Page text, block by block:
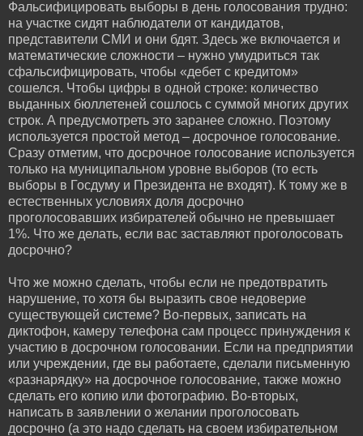
Фальсифицировать выборы в день голосования трудно:
на участке сидят наблюдатели от кандидатов,
представители СМИ и они бдят. Здесь же включается и
математические сложности – нужно умудриться так
сфальсифицировать, чтобы «дебет с кредитом»
сошелся. Чтобы цифры в одной строке: количество
выданных бюллетеней сошлось с суммой многих других
строк. А предусмотреть это заранее сложно. Поэтому
используется простой метод – досрочное голосование.
Сразу отметим, что досрочное голосование используется
только на муниципальном уровне выборов (то есть
выборы в Госдуму и Президента не входят). К тому же в
естественных условиях доля досрочно
проголосовавших избирателей обычно не превышает
1%. Что же делать, если вас заставляют проголосовать
досрочно?
Что же можно сделать, чтобы если не предотвратить
нарушение, то хотя бы выразить свое недоверие
существующей системе? Во-первых, записать на
диктофон, камеру телефона сам процесс принуждения к
участию в досрочном голосовании. Если на предприятии
или учреждении, где вы работаете, сделали письменную
«разнарядку» на досрочное голосование, также можно
сделать его копию или фотографию. Во-вторых,
написать в заявлении о желании проголосовать
досрочно (а это надо сделать на своем избирательном